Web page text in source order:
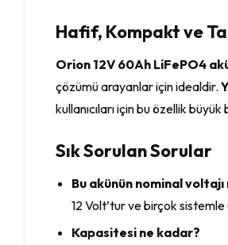
Hafif, Kompakt ve
Orion 12V 60Ah LiFePO4
çözümü arayanlar için idealdir.
kullanıcıları için bu özellik
Sık Sorulan Sorular
Bu akünün nominal
12 Volt’tur ve birçok sistemle
Kapasitesi ne kadar?